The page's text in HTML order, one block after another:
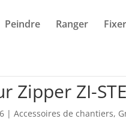
Peindre Ranger Fixer
Zipper ZI-
|Accessoires de chantiers,